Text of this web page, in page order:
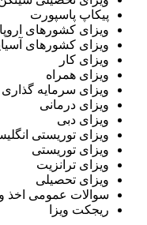
پاسپورت
کشورهای اروپایی غیر
کشورهای آسیایی
کار
همراه
سرمایه گذاری
درمانی
دبی
توریستی انگلیس
توریستی
ترانزیت
تحصیلی
عمومی اخذ ویزا
ویزا